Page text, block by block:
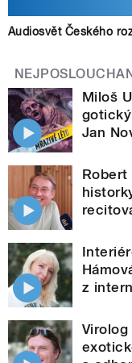
Audiosvět Českého
Miloš
Jan
z